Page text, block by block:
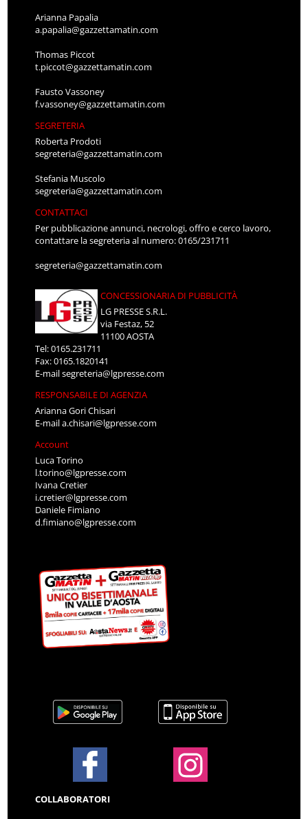
Arianna Papalia
a.papalia@gazzettamatin.com
Thomas Piccot
t.piccot@gazzettamatin.com
Fausto Vassoney
f.vassoney@gazzettamatin.com
SEGRETERIA
Roberta Prodoti
segreteria@gazzettamatin.com
Stefania Muscolo
segreteria@gazzettamatin.com
CONTATTACI
Per pubblicazione annunci, necrologi, offro e cerco lavoro,
contattare la segreteria al numero: 0165/231711
segreteria@gazzettamatin.com
CONCESSIONARIA DI PUBBLICITÀ
LG PRESSE S.R.L.
via Festaz, 52
11100 AOSTA
Tel: 0165.231711
Fax: 0165.1820141
E-mailsegreteria@lgpresse.com
RESPONSABILE DI AGENZIA
Arianna Gori Chisari
E-maila.chisari@lgpresse.com
Account
Luca Torino
l.torino@lgpresse.com
Ivana Cretier
i.cretier@lgpresse.com
Daniele Fimiano
d.fimiano@lgpresse.com
COLLABORATORI